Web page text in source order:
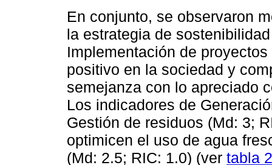
En conjunto, se observaron
la estrategia de
Implementación de
positivo en la sociedad y
semejanza con lo apreciado
Los indicadores de
Gestión de residuos (Md: 3;
optimicen el uso de agua
(Md: 2.5; RIC: 1.0) (ver tabla 2